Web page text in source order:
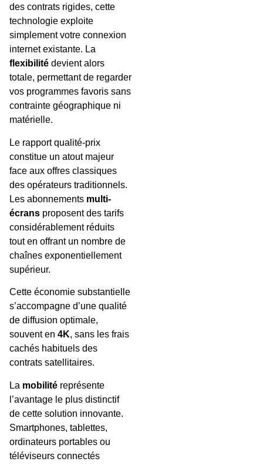
des contrats rigides, cette
technologie exploite
simplement votre connexion
internet existante. La
flexibilité devient alors
totale, permettant de regarder
vos programmes favoris sans
contrainte géographique ni
matérielle.
Le rapport qualité-prix
constitue un atout majeur
face aux offres classiques
des opérateurs traditionnels.
Les abonnements multi-
écrans proposent des tarifs
considérablement réduits
tout en offrant un nombre de
chaînes exponentiellement
supérieur.
Cette économie substantielle
s’accompagne d’une qualité
de diffusion optimale,
souvent en 4K, sans les frais
cachés habituels des
contrats satellitaires.
La mobilité représente
l’avantage le plus distinctif
de cette solution innovante.
Smartphones, tablettes,
ordinateurs portables ou
téléviseurs connectés